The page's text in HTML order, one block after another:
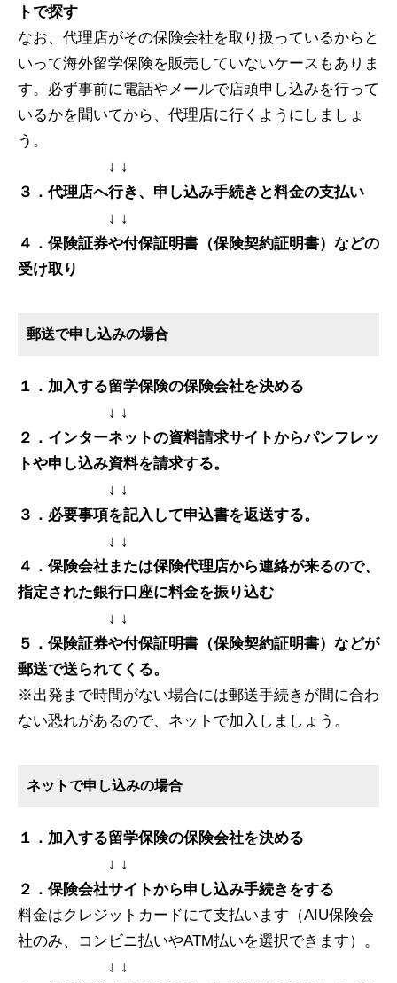
トで探す
なお、代理店がその保険会社を取り扱っているからと
いって海外留学保険を販売していないケースもありま
す。必ず事前に電話やメールで店頭申し込みを行って
いるかを聞いてから、代理店に行くようにしましょ
う。
↓ ↓
３．代理店へ行き、申し込み手続きと料金の支払い
↓ ↓
４．保険証券や付保証明書（保険契約証明書）などの
受け取り
郵送で申し込みの場合
１．加入する留学保険の保険会社を決める
↓ ↓
２．インターネットの資料請求サイトからパンフレッ
トや申し込み資料を請求する。
↓ ↓
３．必要事項を記入して申込書を返送する。
↓ ↓
４．保険会社または保険代理店から連絡が来るので、
指定された銀行口座に料金を振り込む
↓ ↓
５．保険証券や付保証明書（保険契約証明書）などが
郵送で送られてくる。
※出発まで時間がない場合には郵送手続きが間に合わ
ない恐れがあるので、ネットで加入しましょう。
ネットで申し込みの場合
１．加入する留学保険の保険会社を決める
↓ ↓
２．保険会社サイトから申し込み手続きをする
料金はクレジットカードにて支払います（AIU保険会
社のみ、コンビニ払いやATM払いを選択できます）。
↓ ↓